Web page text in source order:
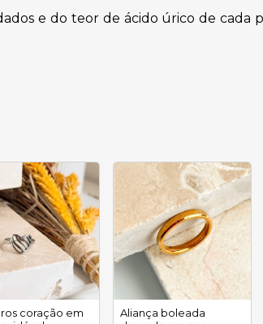
e do teor de ácido úrico de cada
coração em
Aliança boleada